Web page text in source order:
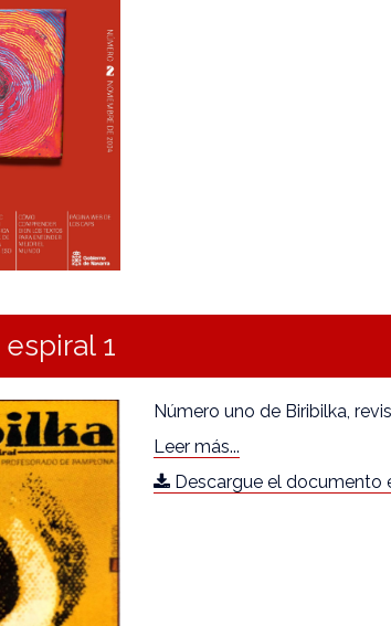
1
Número uno de Biribilka,
Leer más...
Descargue el documento